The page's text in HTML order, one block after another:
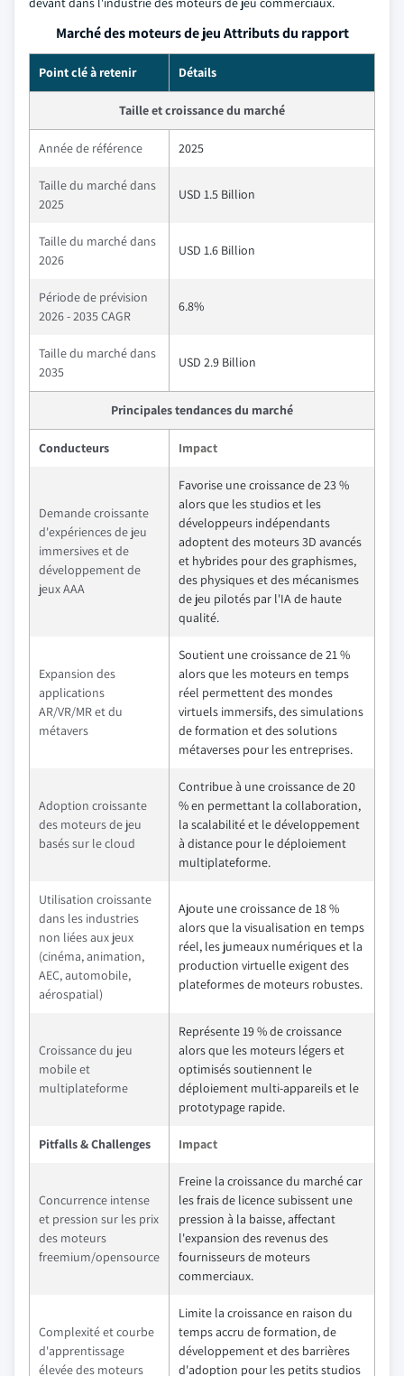
Marché des moteurs de jeu Attributs du rapport
Point clé à retenir Détails
Taille et croissance du marché
Année de référence 2025
Taille du marché dans
2025
USD 1.5 Billion
Taille du marché dans
2026
USD 1.6 Billion
Période de prévision
2026 - 2035 CAGR
6.8%
Taille du marché dans
2035
USD 2.9 Billion
Principales tendances du marché
Conducteurs Impact
Demande croissante
d'expériences de jeu
immersives et de
développement de
jeux AAA
Favorise une croissance de 23 %
alors que les studios et les
développeurs indépendants
adoptent des moteurs 3D avancés
et hybrides pour des graphismes,
des physiques et des mécanismes
de jeu pilotés par l'IA de haute
qualité.
Expansion des
applications
AR/VR/MR et du
métavers
Soutient une croissance de 21 %
alors que les moteurs en temps
réel permettent des mondes
virtuels immersifs, des simulations
de formation et des solutions
métaverses pour les entreprises.
Adoption croissante
des moteurs de jeu
basés sur le cloud
Contribue à une croissance de 20
% en permettant la collaboration,
la scalabilité et le développement
à distance pour le déploiement
multiplateforme.
Utilisation croissante
dans les industries
non liées aux jeux
(cinéma, animation,
AEC, automobile,
aérospatial)
Ajoute une croissance de 18 %
alors que la visualisation en temps
réel, les jumeaux numériques et la
production virtuelle exigent des
plateformes de moteurs robustes.
Croissance du jeu
mobile et
multiplateforme
Représente 19 % de croissance
alors que les moteurs légers et
optimisés soutiennent le
déploiement multi-appareils et le
prototypage rapide.
Pitfalls & Challenges Impact
Concurrence intense
et pression sur les prix
des moteurs
freemium/opensource
Freine la croissance du marché car
les frais de licence subissent une
pression à la baisse, affectant
l'expansion des revenus des
fournisseurs de moteurs
commerciaux.
Complexité et courbe
d'apprentissage
élevée des moteurs
Limite la croissance en raison du
temps accru de formation, de
développement et des barrières
d'adoption pour les petits studios